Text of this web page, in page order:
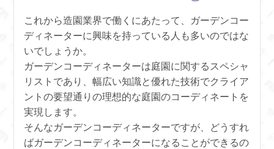
これから造園業界で働くにあたって、ガーデンコー
ディネーターに興味を持っている人も多いのではな
いでしょうか。
ガーデンコーディネーターは庭園に関するスペシャ
リストであり、幅広い知識と優れた技術でクライア
ントの要望通りの理想的な庭園のコーディネートを
実現します。
そんなガーデンコーディネーターですが、どうすれ
ばガーデンコーディネーターになることができるの